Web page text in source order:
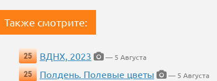
Также смотрите:
25 ВДНХ, 2023
— 5 Августа
25
Полдень. Полевые цветы
— 5 Августа